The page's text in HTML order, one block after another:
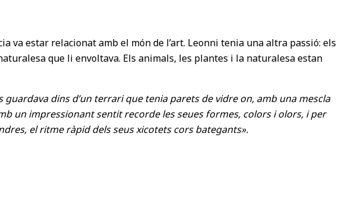
va estar relacionat amb el món de l’art. Leonni tenia una altra passió: els
que li envoltava. Els animals, les plantes i la naturalesa estan
dins d’un terrari que tenia parets de vidre on, amb una mescla
un impressionant sentit recorde les seues formes, colors i olors, i per
el ritme ràpid dels seus xicotets cors bategants».